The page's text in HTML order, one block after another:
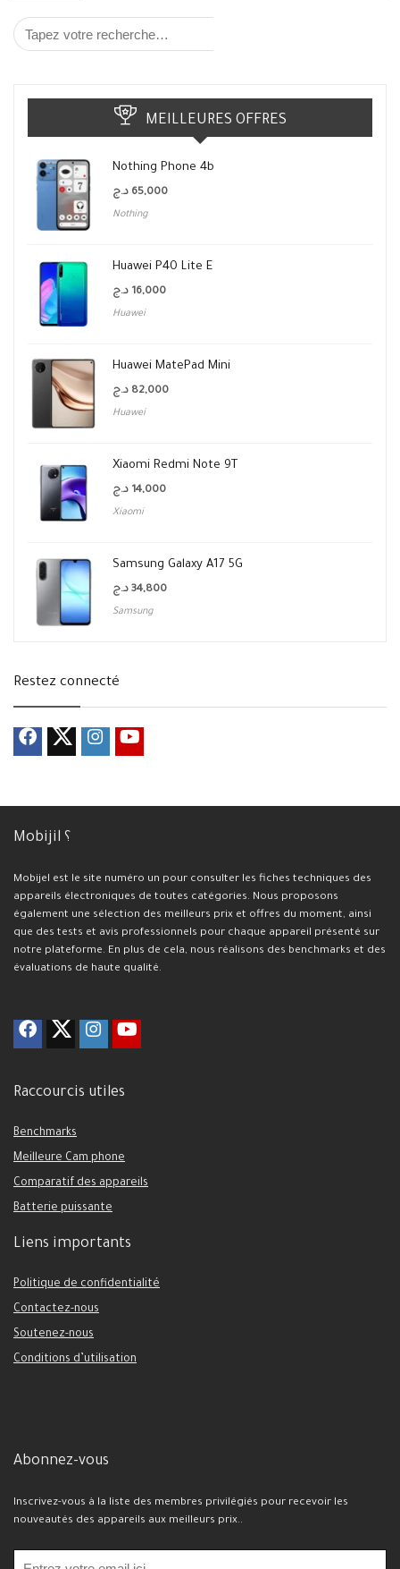
MEILLEURES OFFRES
Nothing Phone 4b
65,000 د.ج
Nothing
Huawei P40 Lite E
16,000 د.ج
Huawei
Huawei MatePad Mini
82,000 د.ج
Huawei
Xiaomi Redmi Note 9T
14,000 د.ج
Xiaomi
Samsung Galaxy A17 5G
34,800 د.ج
Samsung
Restez connecté
Mobijil ؟
Mobijel est le site numéro un pour consulter les fiches techniques des
appareils électroniques de toutes catégories. Nous proposons
également une sélection des meilleurs prix et offres du moment, ainsi
que des tests et avis professionnels pour chaque appareil présenté sur
notre plateforme. En plus de cela, nous réalisons des benchmarks et des
évaluations de haute qualité.
Raccourcis utiles
Benchmarks
Meilleure Cam phone
Comparatif des appareils
Batterie puissante
Liens importants
Politique de confidentialité
Contactez-nous
Soutenez-nous
Conditions d’utilisation
Abonnez-vous
Inscrivez-vous à la liste des membres privilégiés pour recevoir les
nouveautés des appareils aux meilleurs prix..